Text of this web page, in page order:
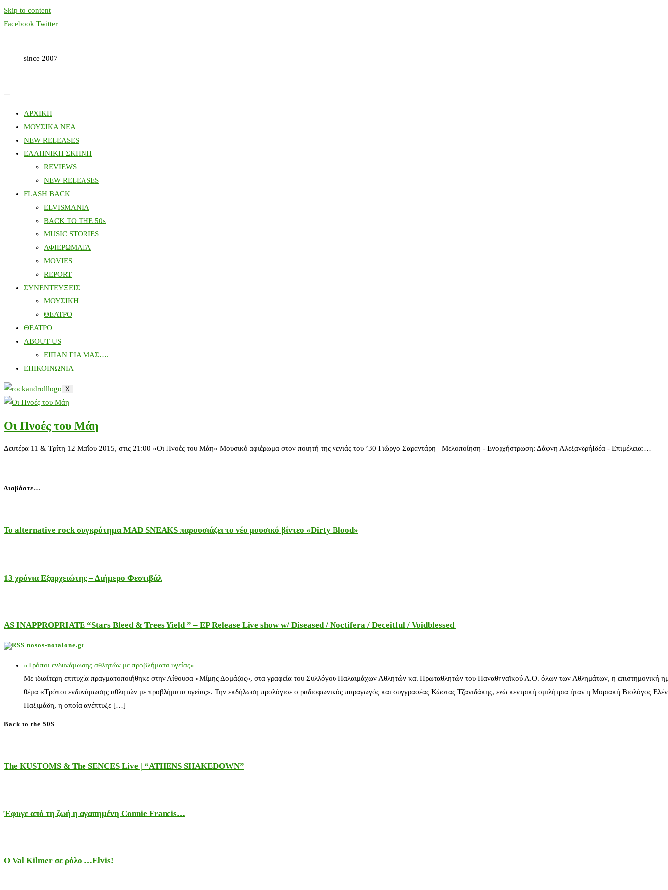
Skip to content
Facebook Twitter
since 2007
ΑΡΧΙΚΗ
ΜΟΥΣΙΚΑ ΝΕΑ
NEW RELEASES
ΕΛΛΗΝΙΚΗ ΣΚΗΝΗ
REVIEWS
NEW RELEASES
FLASH BACK
ELVISMANIA
BACK TO THE 50s
MUSIC STORIES
ΑΦΙΕΡΩΜΑΤΑ
MOVIES
REPORT
ΣΥΝΕΝΤΕΥΞΕΙΣ
ΜΟΥΣΙΚΗ
ΘΕΑΤΡΟ
ΘΕΑΤΡΟ
ABOUT US
ΕΙΠΑΝ ΓΙΑ ΜΑΣ….
ΕΠΙΚΟΙΝΩΝΙΑ
X
Οι Πνοές του Μάη
Δευτέρα 11 & Τρίτη 12 Μαΐου 2015, στις 21:00 «Οι Πνοές του Μάη» Μουσικό αφιέρωμα στον ποιητή της γενιάς του ’30 Γιώργο Σαραντάρη Μελοποίηση - Ενορχήστρωση: Δάφνη ΑλεξανδρήΙδέα - Επιμέλεια:…
Διαβάστε…
Το alternative rock συγκρότημα MAD SNEAKS παρουσιάζει το νέο μουσικό βίντεο «Dirty Blood»
13 χρόνια Εξαρχειώτης – Διήμερο Φεστιβάλ
AS INAPPROPRIATE “Stars Bleed & Trees Yield ” – EP Release Live show w/ Diseased / Noctifera / Deceitful / Voidblessed
nosos-notalone.gr
«Τρόποι ενδυνάμωσης αθλητών με προβλήματα υγείας»
Με ιδιαίτερη επιτυχία πραγματοποιήθηκε στην Αίθουσα «Μίμης Δομάζος», στα γραφεία του Συλλόγου Παλαιμάχων Αθλητών και Πρωταθλητών του Παναθηναϊκού Α.Ο. όλων των Αθλημάτων, η επιστημονική
θέμα «Τρόποι ενδυνάμωσης αθλητών με προβλήματα υγείας». Την εκδήλωση προλόγισε ο ραδιοφωνικός παραγωγός και συγγραφέας Κώστας Τζανιδάκης, ενώ κεντρική ομιλήτρια ήταν η Μοριακή Βιολόγος
Παξιμάδη, η οποία ανέπτυξε […]
Back to the 50S
The KUSTOMS & The SENCES Live | “ATHENS SHAKEDOWN”
Έφυγε από τη ζωή η αγαπημένη Connie Francis…
Ο Val Kilmer σε ρόλο …Elvis!